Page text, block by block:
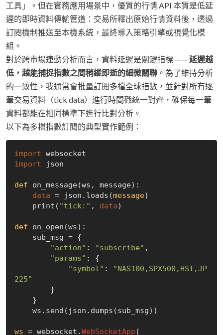
工具」。但在實務應用場景中，優質的行情 API 本質是低延
遲的即時資料傳輸管道：交易所釋出原始行情資料後，透過
訂閱機制推送至本機系統，最終導入策略引擎或視覺化模
組。
對於跨市場連動分析而言，資料延遲是關鍵指標 —— 延遲越
低，越能捕捉指數之間稍縱即逝的細微關聯 。為了維持分析
的一致性，我通常會批量訂閱多檔全球指數，並針對所有逐
筆交易資料（tick data）進行時間戳統一對齊，確保每一筆
資料都能在相同標準下進行比對分析。
以下為多檔指數訂閱的典型實作範例：
import
import json
def on_message(ws, message):
data = json.loads(message)
    print(
"tick:" , data)
def on_open(ws):
"action" : "subscribe" ,
"params" : {
"symbol" :
"NAS100,SPX500,HSI,JP
225"
ws = websocket.WebSocketApp (